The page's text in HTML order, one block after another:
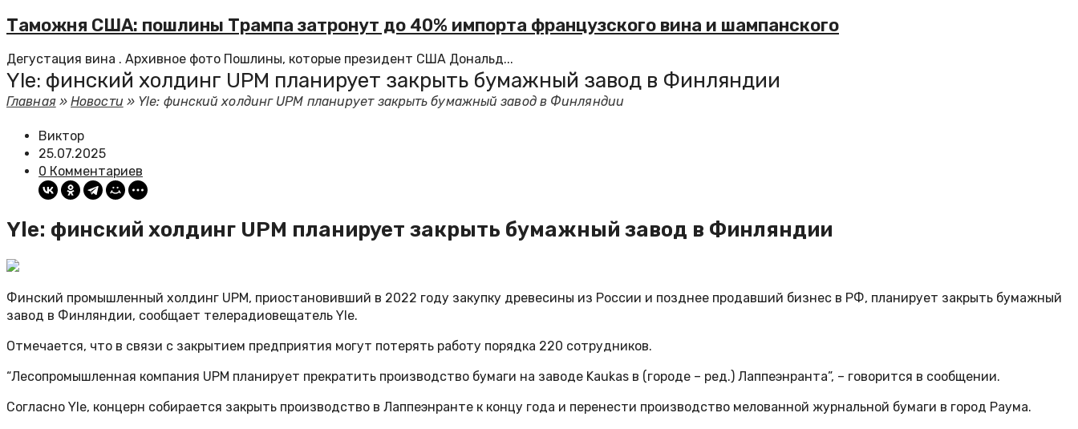
Таможня США: пошлины Трампа затронут до 40% импорта французского вина и шампанского
Дегустация вина . Архивное фото Пошлины, которые президент США Дональд...
Yle: финский холдинг UPM планирует закрыть бумажный завод в Финляндии
Главная»Новости » Yle: финский холдинг UPM планирует закрыть бумажный завод в Финляндии
Виктор
25.07.2025
0 Комментариев
Yle: финский холдинг UPM планирует закрыть бумажный завод в Финляндии
Финский промышленный холдинг UPM, приостановивший в 2022 году закупку древесины из России и позднее продавший бизнес в РФ, планирует закрыть бумажный
завод в Финляндии, сообщает телерадиовещатель Yle.
Отмечается, что в связи с закрытием предприятия могут потерять работу порядка 220 сотрудников.
“Лесопромышленная компания UPM планирует прекратить производство бумаги на заводе Kaukas в (городе – ред.) Лаппеэнранта”, – говорится в сообщении.
Согласно Yle, концерн собирается закрыть производство в Лаппеэнранте к концу года и перенести производство мелованной журнальной бумаги в город Раума.